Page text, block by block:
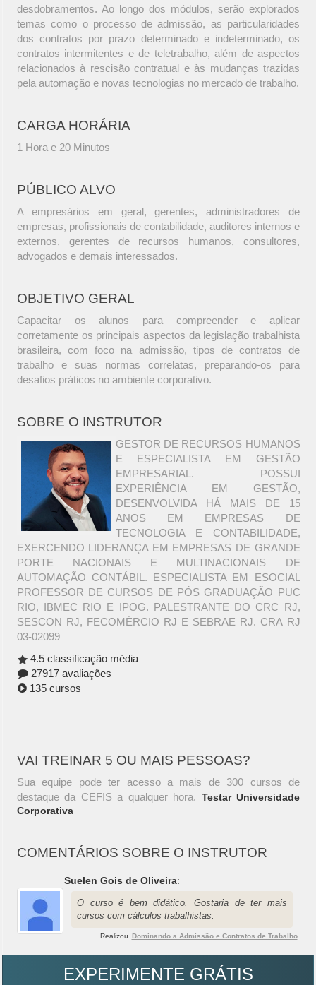
desdobramentos. Ao longo dos módulos, serão explorados
temas como o processo de admissão, as particularidades
dos contratos por prazo determinado e indeterminado, os
contratos intermitentes e de teletrabalho, além de aspectos
relacionados à rescisão contratual e às mudanças trazidas
pela automação e novas tecnologias no mercado de trabalho.
CARGA HORÁRIA
1 Hora e 20 Minutos
PÚBLICO ALVO
A empresários em geral, gerentes, administradores de
empresas, profissionais de contabilidade, auditores internos e
externos, gerentes de recursos humanos, consultores,
advogados e demais interessados.
OBJETIVO GERAL
Capacitar os alunos para compreender e aplicar
corretamente os principais aspectos da legislação trabalhista
brasileira, com foco na admissão, tipos de contratos de
trabalho e suas normas correlatas, preparando-os para
desafios práticos no ambiente corporativo.
SOBRE O INSTRUTOR
GESTOR DE RECURSOS HUMANOS
E ESPECIALISTA EM GESTÃO
EMPRESARIAL. POSSUI
EXPERIÊNCIA EM GESTÃO,
DESENVOLVIDA HÁ MAIS DE 15
ANOS EM EMPRESAS DE
TECNOLOGIA E CONTABILIDADE,
EXERCENDO LIDERANÇA EM EMPRESAS DE GRANDE
PORTE NACIONAIS E MULTINACIONAIS DE
AUTOMAÇÃO CONTÁBIL. ESPECIALISTA EM ESOCIAL
PROFESSOR DE CURSOS DE PÓS GRADUAÇÃO PUC
RIO, IBMEC RIO E IPOG. PALESTRANTE DO CRC RJ,
SESCON RJ, FECOMÉRCIO RJ E SEBRAE RJ. CRA RJ
03-02099
4.5 classificação média
27917 avaliações
135 cursos
VAI TREINAR 5 OU MAIS PESSOAS?
Sua equipe pode ter acesso a mais de 300 cursos de
destaque da CEFIS a qualquer hora. Testar Universidade
Corporativa
COMENTÁRIOS SOBRE O INSTRUTOR
Suelen Gois de Oliveira:
O curso é bem didático. Gostaria de ter mais
cursos com cálculos trabalhistas.
Realizou Dominando a Admissão e Contratos de Trabalho
EXPERIMENTE GRÁTIS